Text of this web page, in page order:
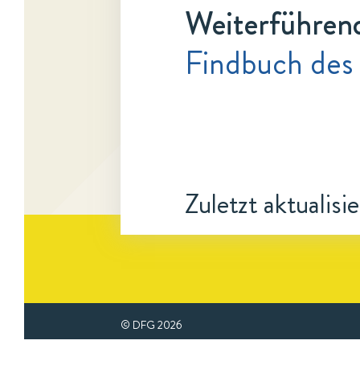
Findbuch
Zuletzt
© DFG 2026